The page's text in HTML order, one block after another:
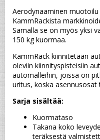
Aerodynaaminen
KammRackista
Samalla se on myös yksi
150 kg kuormaa.
KammRack kiinnitetään
oleviin kiinnityspisteisiin
automalleihin, joissa on
uritus, koska
Sarja sisältää:
Kuormataso
Takana koko
teräksestä